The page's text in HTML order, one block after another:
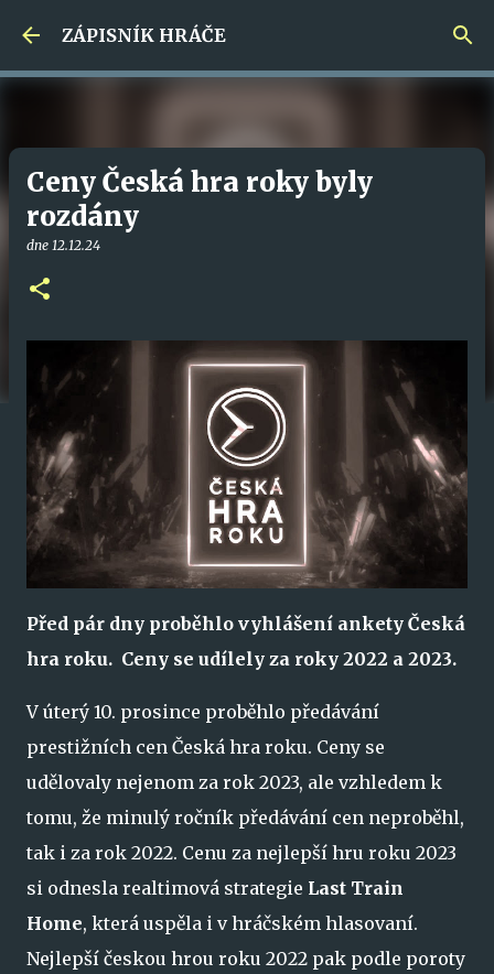
Přeskočit na hlavní obsah
ZÁPISNÍK HRÁČE
Ceny Česká hra roky byly
rozdány
dne 12.12.24
Před pár dny proběhlo vyhlášení ankety Česká
hra roku. Ceny se udílely za roky 2022 a 2023.
V úterý 10. prosince proběhlo předávání
prestižních cen Česká hra roku. Ceny se
udělovaly nejenom za rok 2023, ale vzhledem k
tomu, že minulý ročník předávání cen neproběhl,
tak i za rok 2022. Cenu za nejlepší hru roku 2023
si odnesla realtimová strategie Last Train
Home, která uspěla i v hráčském hlasovaní.
Nejlepší českou hrou roku 2022 pak podle poroty